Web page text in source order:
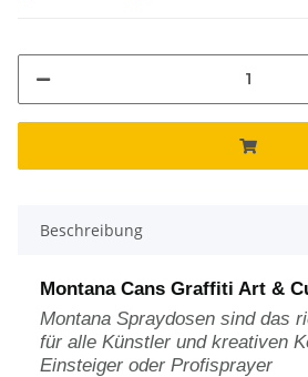
Beschreibung
Montana Cans Graffiti Art &
Montana Spraydosen sind das
für alle Künstler und kreativen
Einsteiger oder Profisprayer